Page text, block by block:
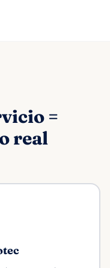
=
real